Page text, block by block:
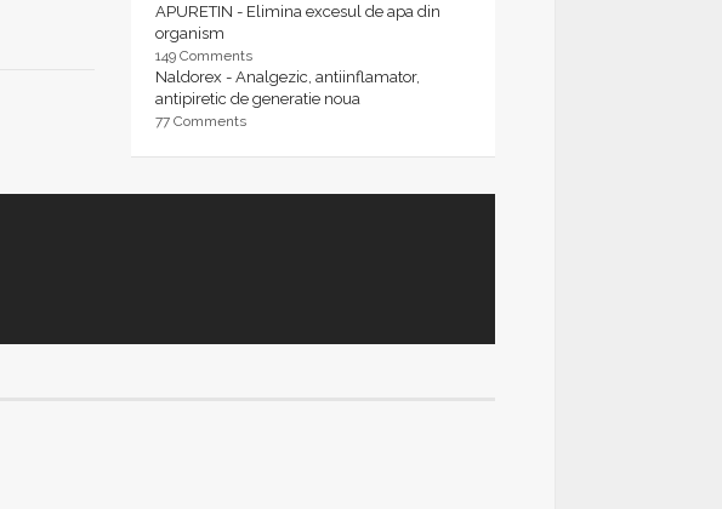
APURETIN - Elimina excesul de apa din
organism
149 Comments
Naldorex - Analgezic, antiinflamator,
antipiretic de generatie noua
77 Comments